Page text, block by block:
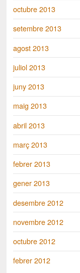
octubre 2013
setembre 2013
agost 2013
juliol 2013
juny 2013
maig 2013
abril 2013
març 2013
febrer 2013
gener 2013
desembre 2012
novembre 2012
octubre 2012
febrer 2012